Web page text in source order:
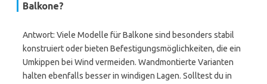
Balkone?
Antwort: Viele Modelle für Balkone sind besonders stabil
konstruiert oder bieten Befestigungsmöglichkeiten, die ein
Umkippen bei Wind vermeiden. Wandmontierte Varianten
halten ebenfalls besser in windigen Lagen. Solltest du in